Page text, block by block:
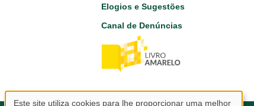
Elogios e Sugestões
Canal de Denúncias
Este site utiliza cookies para lhe proporcionar uma melhor